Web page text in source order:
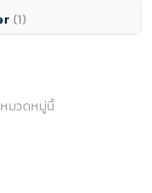
(1)
มวดหมู่นี้